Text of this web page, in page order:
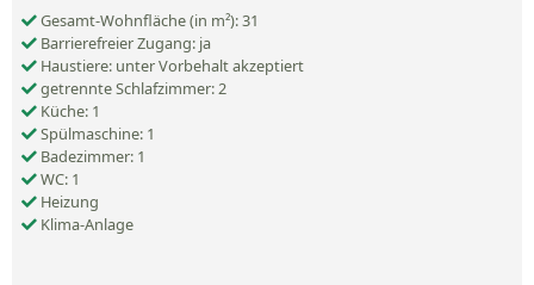
Gesamt-Wohnfläche (in m²): 31
Barrierefreier Zugang: ja
Haustiere: unter Vorbehalt akzeptiert
getrennte Schlafzimmer: 2
Küche: 1
Spülmaschine: 1
Badezimmer: 1
WC: 1
Heizung
Klima-Anlage